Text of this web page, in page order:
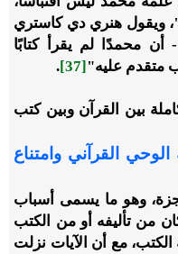
ويقول هنري دي كاستري
محمدًا لم يقرأ كتابًا
متقدم عليه"[37]
.
بين القرآن وبين كتب
الوحي القرآني وامتناع
وهو ما يسمى أسباب
من تأليفه أو من الكتب
مع أن الآيات نزلت